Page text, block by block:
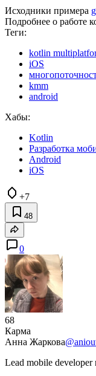
Исходники примера
Подробнее о работе
Теги:
kotlin
iOS
kmm
android
Хабы:
Kotlin
Разработка
Android
iOS
+7
48
0
68
Карма
Анна Жаркова
Lead mobile